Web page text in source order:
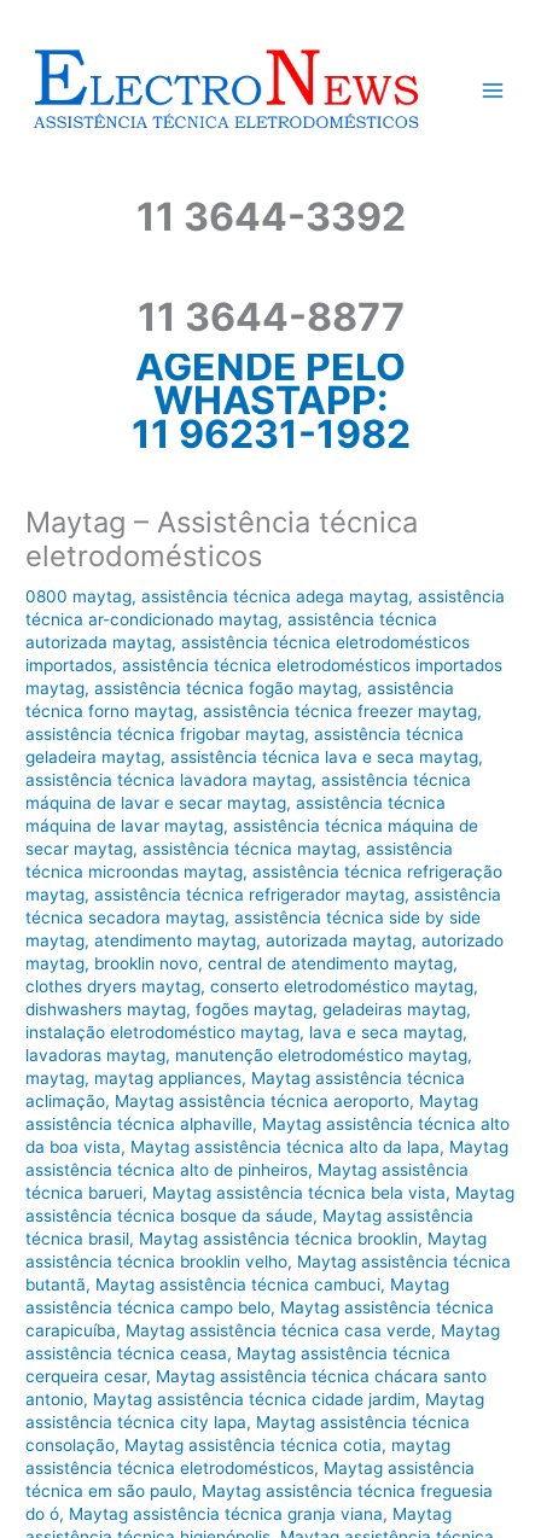
conteúdo
11 3644-3392
11 3644-8877
AGENDE PELO
WHASTAPP:
11 96231-1982
Maytag – Assistência técnica
eletrodomésticos
0800 maytag,assistência técnica adega maytag,assistência
técnica ar-condicionado maytag,assistência técnica
autorizada maytag,assistência técnica eletrodomésticos
importados,assistência técnica eletrodomésticos importados
maytag,assistência técnica fogão maytag,assistência
técnica forno maytag,assistência técnica freezer maytag,
assistência técnica frigobar maytag,assistência técnica
geladeira maytag,assistência técnica lava e seca maytag,
assistência técnica lavadora maytag,assistência técnica
máquina de lavar e secar maytag,assistência técnica
máquina de lavar maytag,assistência técnica máquina de
secar maytag,assistência técnica maytag,assistência
técnica microondas maytag,assistência técnica refrigeração
maytag,assistência técnica refrigerador maytag,assistência
técnica secadora maytag,assistência técnica side by side
maytag,atendimento maytag,autorizada maytag,autorizado
maytag, brooklin novo,central de atendimento maytag,
clothes dryers maytag,conserto eletrodoméstico maytag,
dishwashers maytag,fogões maytag,geladeiras maytag,
instalação eletrodoméstico maytag, lava e seca maytag,
lavadoras maytag, manutenção eletrodoméstico maytag,
maytag, maytag appliances, Maytag assistência técnica
aclimação, Maytag assistência técnica aeroporto, Maytag
assistência técnica alphaville, Maytag assistência técnica alto
da boa vista, Maytag assistência técnica alto da lapa, Maytag
assistência técnica alto de pinheiros, Maytag assistência
técnica barueri, Maytag assistência técnica bela vista, Maytag
assistência técnica bosque da sáude, Maytag assistência
técnica brasil, Maytag assistência técnica brooklin, Maytag
assistência técnica brooklin velho, Maytag assistência técnica
butantã, Maytag assistência técnica cambuci, Maytag
assistência técnica campo belo, Maytag assistência técnica
carapicuíba, Maytag assistência técnica casa verde, Maytag
assistência técnica ceasa, Maytag assistência técnica
cerqueira cesar, Maytag assistência técnica chácara santo
antonio, Maytag assistência técnica cidade jardim, Maytag
assistência técnica city lapa, Maytag assistência técnica
consolação, Maytag assistência técnica cotia, maytag
assistência técnica eletrodomésticos, Maytag assistência
técnica em são paulo, Maytag assistência técnica freguesia
do ó, Maytag assistência técnica granja viana, Maytag